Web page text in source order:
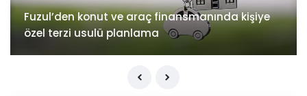
Fuzul’den konut ve araç finansmanında kişiye
özel terzi usulü planlama